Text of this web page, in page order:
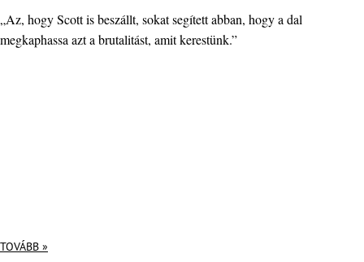
„Az, hogy Scott is beszállt, sokat segített abban, hogy a dal
megkaphassa azt a brutalitást, amit kerestünk.”
TOVÁBB »